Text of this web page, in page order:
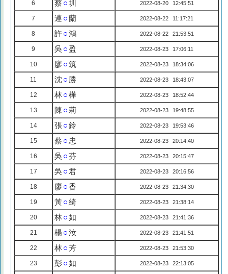
6 蔡○圳 2022-08-20 12:45:51
7 連 ○蘭 2022-08-22 11:17:21
8 許○鴻 2022-08-22 21:53:51
9 吳 ○盈 2022-08-23 17:06:11
10 廖○筑 2022-08-23 18:34:06
11 沈○ 勝 2022-08-23 18:43:07
12 林○樺 2022-08-23 18:52:44
13 陳 ○ 莉 2022-08-23 19:48:55
14 張○鈴 2022-08-23 19:53:46
15 蔡○ 忠 2022-08-23 20:14:40
16 吳 ○芬 2022-08-23 20:15:47
17 吳 ○君 2022-08-23 20:16:56
18 廖○香 2022-08-23 21:34:30
19 黃○綺 2022-08-23 21:38:14
20 林○如 2022-08-23 21:41:36
21 楊○汝 2022-08-23 21:41:51
22 林○芳 2022-08-23 21:53:30
23 彭○如 2022-08-23 22:13:05